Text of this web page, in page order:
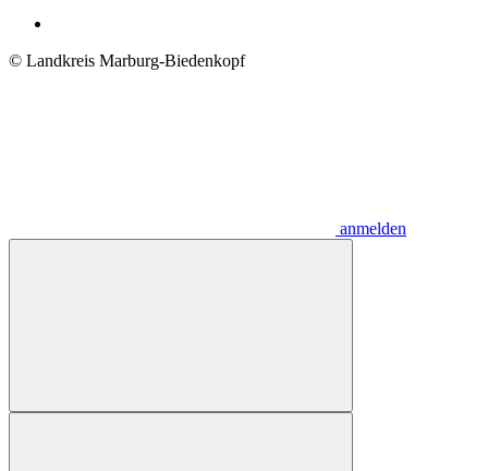
© Landkreis Marburg-Biedenkopf
anmelden